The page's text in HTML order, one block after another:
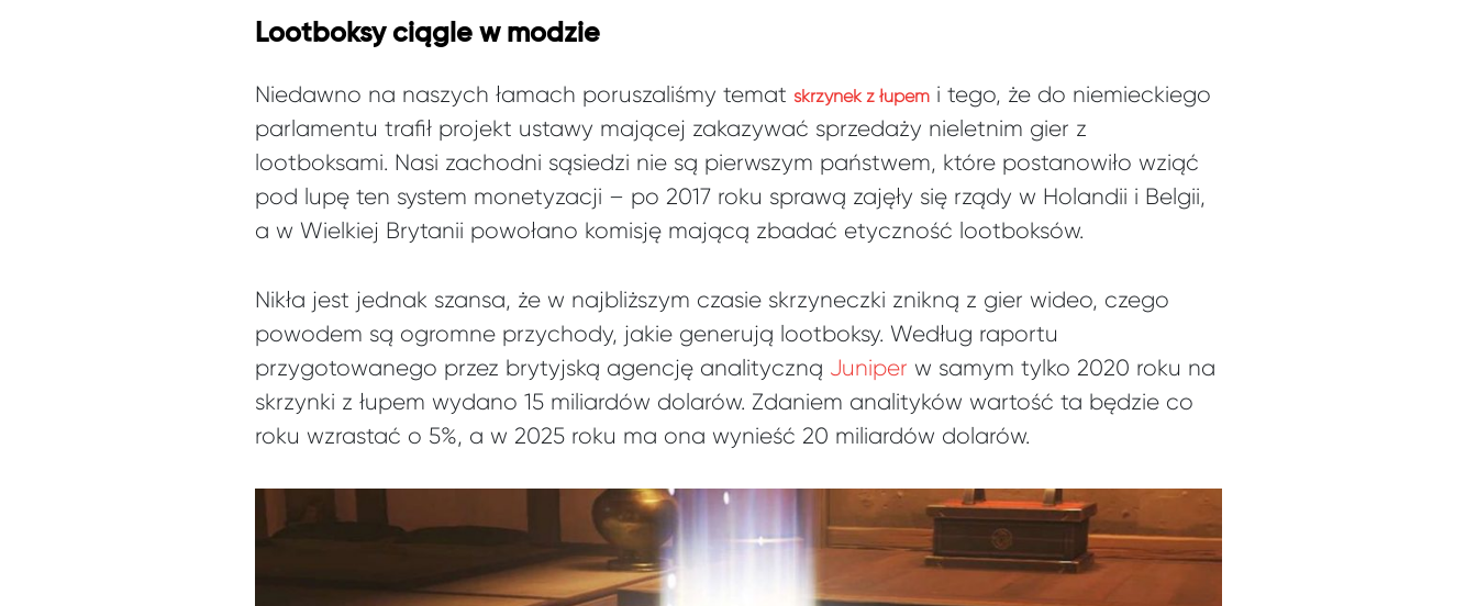
Lootboksy ciągle w modzie
Niedawno na naszych łamach poruszaliśmy temat skrzynek z łupem i tego, że do niemieckiego
parlamentu trafił projekt ustawy mającej zakazywać sprzedaży nieletnim gier z
lootboksami. Nasi zachodni sąsiedzi nie są pierwszym państwem, które postanowiło wziąć
pod lupę ten system monetyzacji – po 2017 roku sprawą zajęły się rządy w Holandii i Belgii,
a w Wielkiej Brytanii powołano komisję mającą zbadać etyczność lootboksów.
Nikła jest jednak szansa, że w najbliższym czasie skrzyneczki znikną z gier wideo, czego
powodem są ogromne przychody, jakie generują lootboksy. Według raportu
przygotowanego przez brytyjską agencję analityczną Juniper w samym tylko 2020 roku na
skrzynki z łupem wydano 15 miliardów dolarów. Zdaniem analityków wartość ta będzie co
roku wzrastać o 5%, a w 2025 roku ma ona wynieść 20 miliardów dolarów.